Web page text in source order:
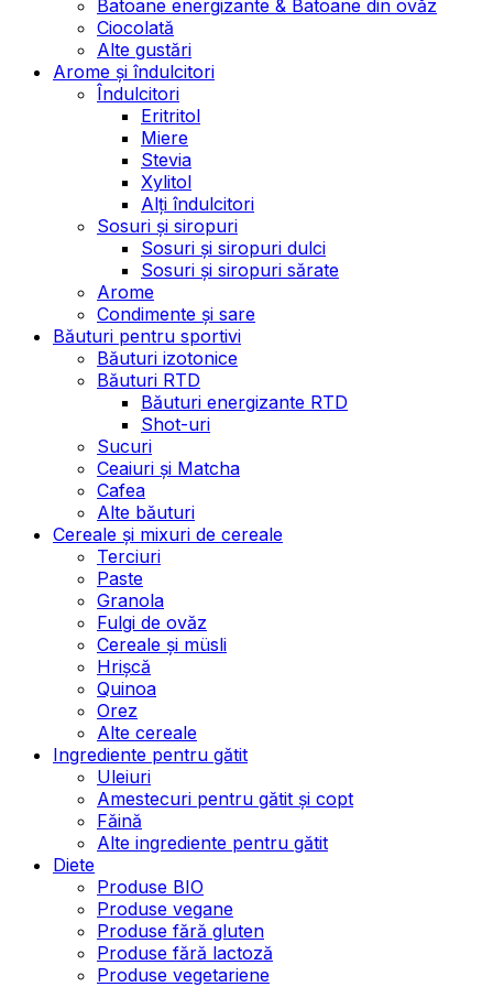
Batoane energizante & Batoane din ovăz
Ciocolată
Alte gustări
Arome și îndulcitori
Îndulcitori
Eritritol
Miere
Stevia
Xylitol
Alți îndulcitori
Sosuri și siropuri
Sosuri și siropuri dulci
Sosuri și siropuri sărate
Arome
Condimente și sare
Băuturi pentru sportivi
Băuturi izotonice
Băuturi RTD
Băuturi energizante RTD
Shot-uri
Sucuri
Ceaiuri și Matcha
Cafea
Alte băuturi
Cereale și mixuri de cereale
Terciuri
Paste
Granola
Fulgi de ovăz
Cereale și müsli
Hrișcă
Quinoa
Orez
Alte cereale
Ingrediente pentru gătit
Uleiuri
Amestecuri pentru gătit și copt
Făină
Alte ingrediente pentru gătit
Diete
Produse BIO
Produse vegane
Produse fără gluten
Produse fără lactoză
Produse vegetariene